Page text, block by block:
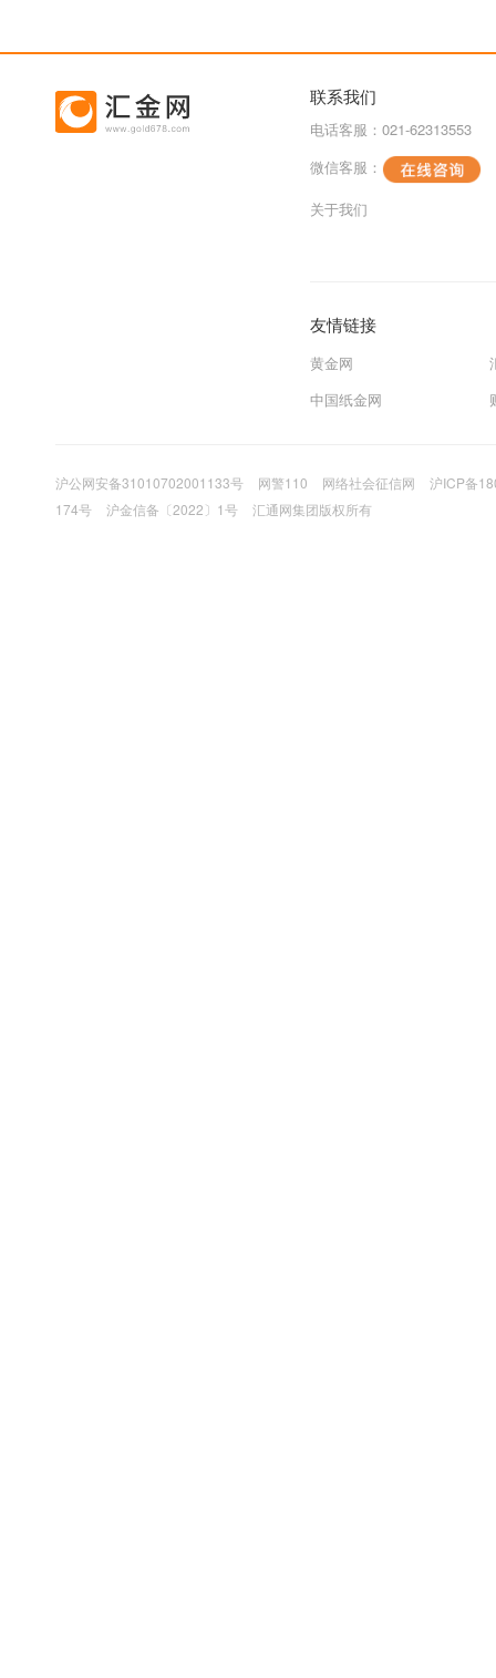
联系我们
电话客服：021-62313553
微信客服：
关于我们
友情链接
黄金网
中国纸金网
沪公网安备31010702001133号 网警110 网络社会征信网
沪ICP备
174号
沪金信备〔2022〕1号 汇通网集团版权所有